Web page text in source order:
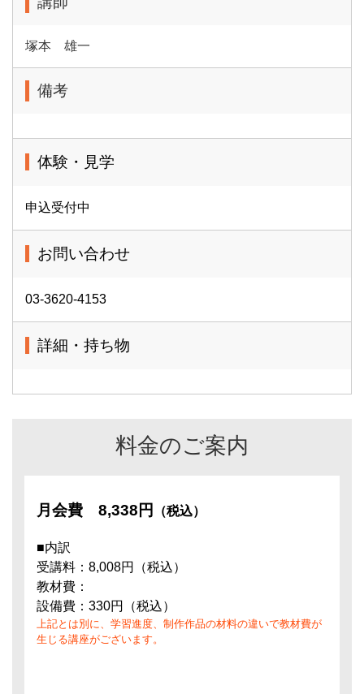
塚本 雄一
備考
体験・見学
申込受付中
お問い合わせ
03-3620-4153
詳細・持ち物
料金のご案内
月会費 8,338円 （税込）
■内訳
受講料：8,008円（税込）
教材費：
設備費：330円（税込）
上記とは別に、学習進度、制作作品の材料の違いで教材費が
生じる講座がございます。